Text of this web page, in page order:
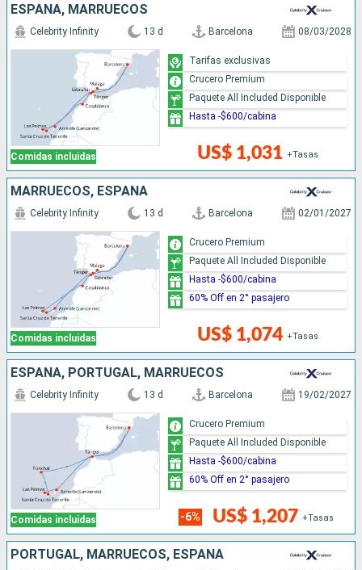
ESPAÑA, MARRUECOS
Comidas incluidas
Celebrity Infinity 13 d Barcelona 08/03/2028
US$ 1,031 +Tasas
Tarifas exclusivas
Crucero Premium
Paquete All Included Disponible
Hasta -$600/cabina
MARRUECOS, ESPAÑA
Comidas incluidas
Celebrity Infinity 13 d Barcelona 02/01/2027
US$ 1,074 +Tasas
Crucero Premium
Paquete All Included Disponible
Hasta -$600/cabina
60% Off en 2° pasajero
ESPAÑA, PORTUGAL, MARRUECOS
Comidas incluidas
Celebrity Infinity 13 d Barcelona 19/02/2027
-6% US$ 1,207 +Tasas
Crucero Premium
Paquete All Included Disponible
Hasta -$600/cabina
60% Off en 2° pasajero
PORTUGAL, MARRUECOS, ESPAÑA